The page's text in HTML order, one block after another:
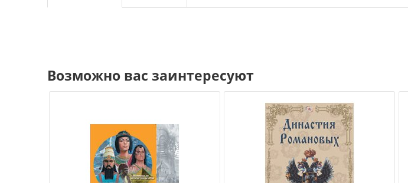
Возможно вас заинтересуют